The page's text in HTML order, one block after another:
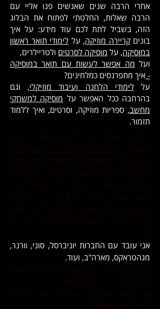
אחרי הרבה שנים שאנשים פנו אליי עם
הרבה שאלות, החלטתי לפתוח את הבלוג
הזה, בשביל לתת לכם עוד מידע: על איך
בוניםקריירה מוזיקה, על לימודי תואר ראשון
במוסיקה, על מוסיקה לסרטים ולטריילרים,
ועל מה אפשר לעשות עם תואר במוסיקה
-איך מתפרנסים כמלחינים?
עללימודי הלחנה ועיבוד מוזיקלי, וגם
בהרחבה ככל האפשר על מוסיקה למשחקי
מחשב, ספריות מוזיקה, וסרטים, ואיך ללמוד
תזמור.
קצת על עצמי - אני ד"ר עמית ויינר, מלחין,
ופסנתרן, וראש המחלקה ליצירה רב תחומית
באקדמיה למוסיקה ולמחול בירושלים,
שנבחרה כאחת מעשר המחלקות הטובות
בעולם בתחום ההלחנה הרב תחומית. אני
מאוד אוהב ללמד, לחלוק מהידע שלי
ומהניסיון שלי שכיום עומד על 20 שנה
כמלחין פעיל -
וואו, איך הזמן טס כשנהנים!
😊
אני עובד עם החברות יוניברסל, סוני, וורנר,
מגהטראקס, מארה"ב, ועוד.
זכיתי בפרס ראש הממשלה למלחינים לשנת
2022, שזה היה מרגש מאוד.
אני מקווה שתהנו מהקריאה! ואל תהססו
לשאול אותי שאלות! :) ​​